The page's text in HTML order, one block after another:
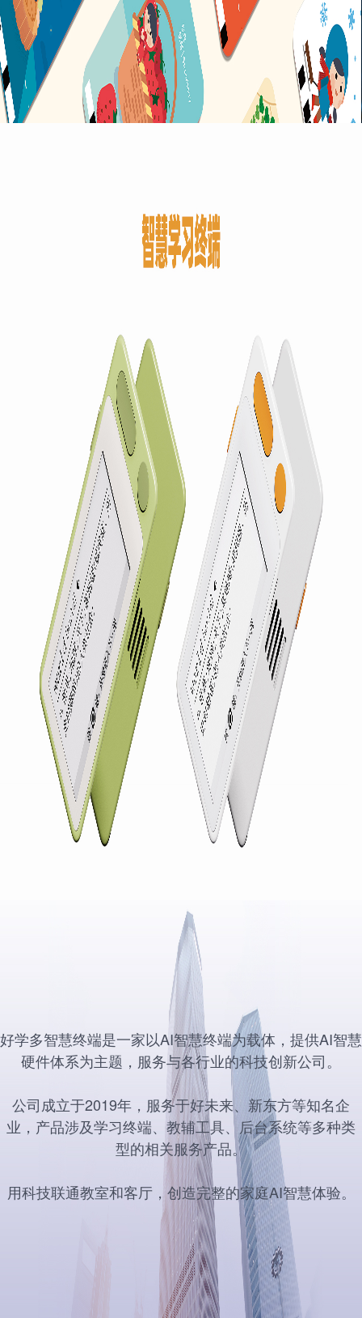
好学多智慧终端是一家以AI智慧终端为载体，提供AI智慧
硬件体系为主题，服务与各行业的科技创新公司。
公司成立于2019年，服务于好未来、新东方等知名企
业，产品涉及学习终端、教辅工具、后台系统等多种类
型的相关服务产品。
用科技联通教室和客厅，创造完整的家庭AI智慧体验。